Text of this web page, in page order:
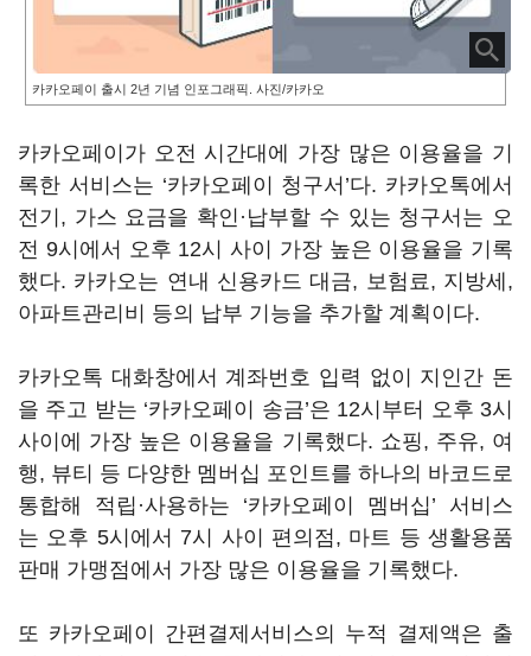
카카오페이 출시 2년 기념 인포그래픽. 사진/카카오
카카오페이가 오전 시간대에 가장 많은 이용율을 기
록한 서비스는 ‘카카오페이 청구서’다. 카카오톡에서
전기, 가스 요금을 확인·납부할 수 있는 청구서는 오
전 9시에서 오후 12시 사이 가장 높은 이용율을 기록
했다. 카카오는 연내 신용카드 대금, 보험료, 지방세,
아파트관리비 등의 납부 기능을 추가할 계획이다.
카카오톡 대화창에서 계좌번호 입력 없이 지인간 돈
을 주고 받는 ‘카카오페이 송금’은 12시부터 오후 3시
사이에 가장 높은 이용율을 기록했다. 쇼핑, 주유, 여
행, 뷰티 등 다양한 멤버십 포인트를 하나의 바코드로
통합해 적립·사용하는 ‘카카오페이 멤버십’ 서비스
는 오후 5시에서 7시 사이 편의점, 마트 등 생활용품
판매 가맹점에서 가장 많은 이용율을 기록했다.
또 카카오페이 간편결제서비스의 누적 결제액은 출